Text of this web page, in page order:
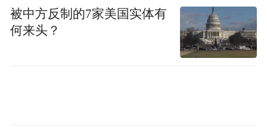
目、恒义新能源汽车零部件扩产项目、华盛
新能源汽车零部件制造项目等同步推进，产
被中方反制的7家美国实体有
何来头？